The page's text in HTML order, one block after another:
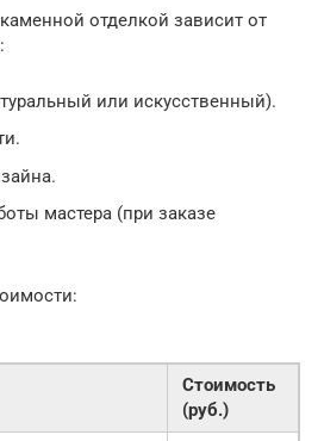
отделкой зависит от
или искусственный).
мастера (при заказе
Стоимость
(руб.)